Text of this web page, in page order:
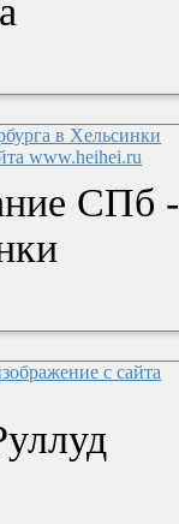
СПб -